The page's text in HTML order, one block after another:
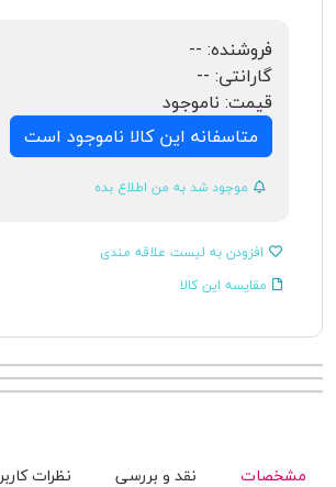
فروشنده: --
گارانتی: --
قیمت: ناموجود
متاسفانه این کالا ناموجود است
موجود شد به من اطلاع بده
افزودن به لیست علاقه مندی
مقایسه این کالا
مشخصات نقد و بررسی نظرات